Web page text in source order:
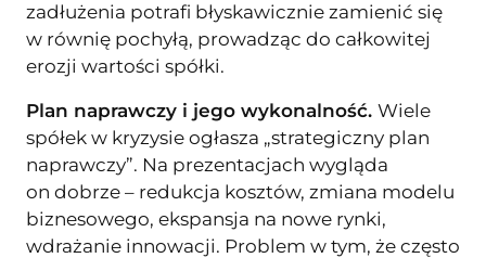
zadłużenia potrafi błyskawicznie zamienić się
w równię pochyłą, prowadząc do całkowitej
erozji wartości spółki.
Plan naprawczy i jego wykonalność. Wiele
spółek w kryzysie ogłasza „strategiczny plan
naprawczy”. Na prezentacjach wygląda
on dobrze – redukcja kosztów, zmiana modelu
biznesowego, ekspansja na nowe rynki,
wdrażanie innowacji. Problem w tym, że często